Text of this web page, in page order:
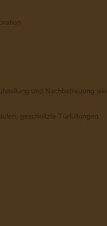
und Nachbetreuung wie
geschnitzte Türfüllungen